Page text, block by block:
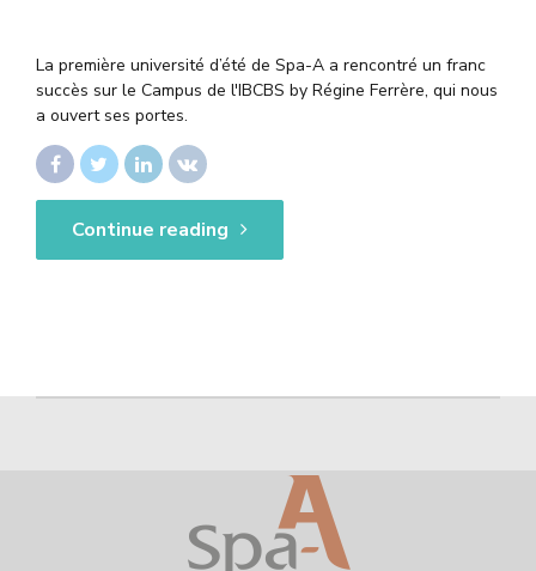
La première université d’été de Spa-A a rencontré un franc
succès sur le Campus de l'IBCBS by Régine Ferrère, qui nous
a ouvert ses portes.
Continue reading